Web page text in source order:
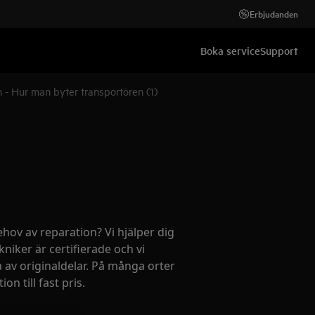
Erbjudanden
Boka serviceSupport
- Hur man byter transportören (1)
av reparation? Vi hjälper dig
är certifierade och vi
av originaldelar. På många orter
till fast pris.